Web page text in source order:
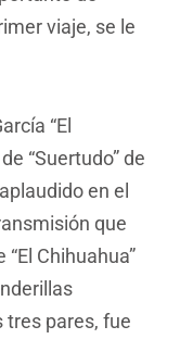
viaje, se le
“El
“Suertudo” de
en el
que
Chihuahua”
tres pares, fue